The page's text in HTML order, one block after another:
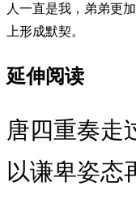
人一直是我，弟弟更
上形成默契。
延伸阅读
唐四重奏走
以谦卑姿态